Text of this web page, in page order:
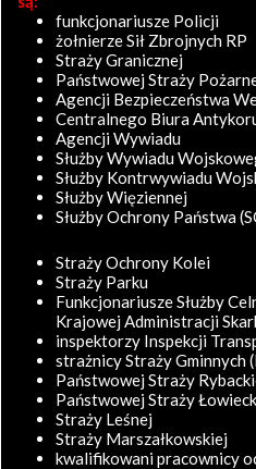
funkcjonariusze Policji
żołnierze Sił Zbrojnych RP
Straży Granicznej
Państwowej Straży
Agencji Bezpieczeństwa
Centralnego Biura
Agencji Wywiadu
Służby Wywiadu
Służby Kontrwywiadu
Służby Więziennej
Służby Ochrony Państwa
Straży Ochrony Kolei
Straży Parku
Funkcjonariusze Służby
Krajowej Administracji
inspektorzy Inspekcji
strażnicy Straży Gminnych
Państwowej Straży
Państwowej Straży
Straży Leśnej
Straży Marszałkowskiej
kwalifikowani pracownicy